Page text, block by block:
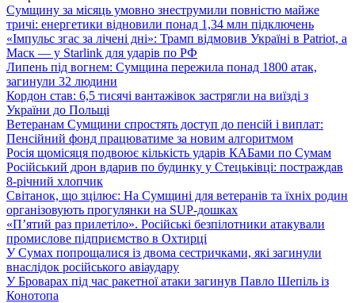
Сумщину за місяць умовно знеструмили повністю майже
тричі: енергетики відновили понад 1,34 млн підключень
«Імпульс згас за лічені дні»: Трамп відмовив Україні в Patriot, а
Маск — у Starlink для ударів по РФ
Липень під вогнем: Сумщина пережила понад 1800 атак,
загинули 32 людини
Кордон став: 6,5 тисячі вантажівок застрягли на виїзді з
України до Польщі
Ветеранам Сумщини спростять доступ до пенсій і виплат:
Пенсійний фонд працюватиме за новим алгоритмом
Росія щомісяця подвоює кількість ударів КАБами по Сумам
Російський дрон вдарив по будинку у Стецьківці: постраждав
8-річний хлопчик
Світанок, що зцілює: На Сумщині для ветеранів та їхніх родин
організовують прогулянки на SUP-дошках
«П’ятий раз прилетіло». Російські безпілотники атакували
промислове підприємство в Охтирці
У Сумах попрощалися із двома сестричками, які загинули
внаслідок російського авіаудару
У Броварах під час ракетної атаки загинув Павло Шепіль із
Конотопа